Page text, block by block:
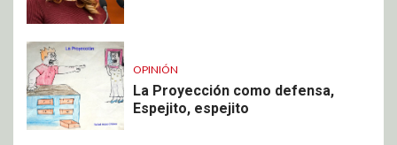
OPINIÓN
La Proyección como defensa,
Espejito, espejito